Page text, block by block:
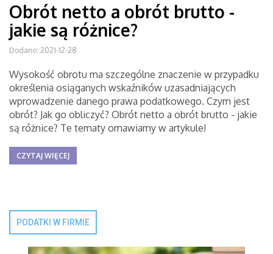
Obrót netto a obrót brutto -
jakie są różnice?
Dodano: 2021-12-28
Wysokość obrotu ma szczególne znaczenie w przypadku
określenia osiąganych wskaźników uzasadniających
wprowadzenie danego prawa podatkowego. Czym jest
obrót? Jak go obliczyć? Obrót netto a obrót brutto - jakie
są różnice? Te tematy omawiamy w artykule!
CZYTAJ WIĘCEJ
PODATKI W FIRMIE